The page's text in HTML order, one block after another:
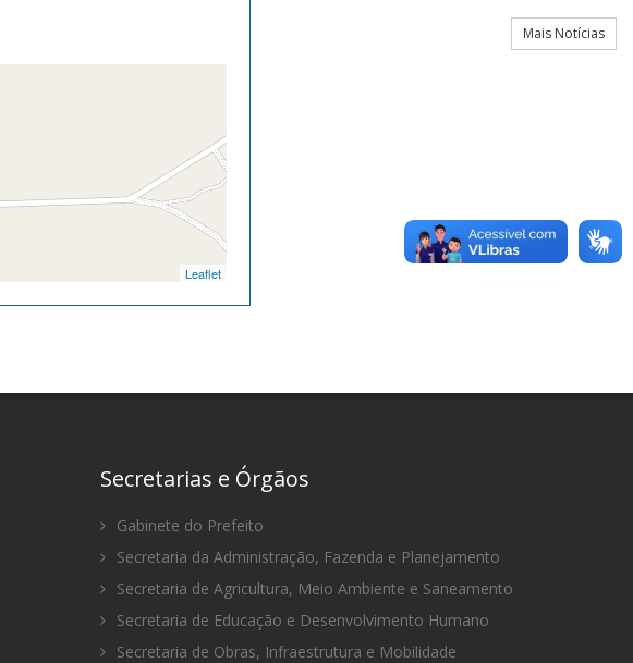
Leaflet
Mais Notícias
Secretarias e Órgãos
Gabinete do Prefeito
Secretaria da Administração, Fazenda e Planejamento
Secretaria de Agricultura, Meio Ambiente e Saneamento
Secretaria de Educação e Desenvolvimento Humano
Secretaria de Obras, Infraestrutura e Mobilidade